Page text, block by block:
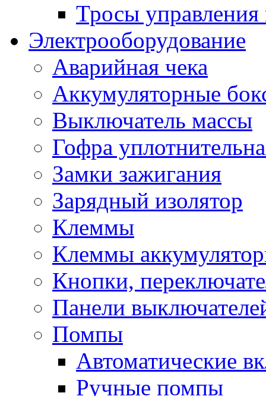
Тросы управления
Электрооборудование
Аварийная чека
Аккумуляторные
Выключатель массы
Гофра
Замки зажигания
Зарядный изолятор
Клеммы
Клеммы
Кнопки,
Панели
Помпы
Автоматические
Ручные помпы